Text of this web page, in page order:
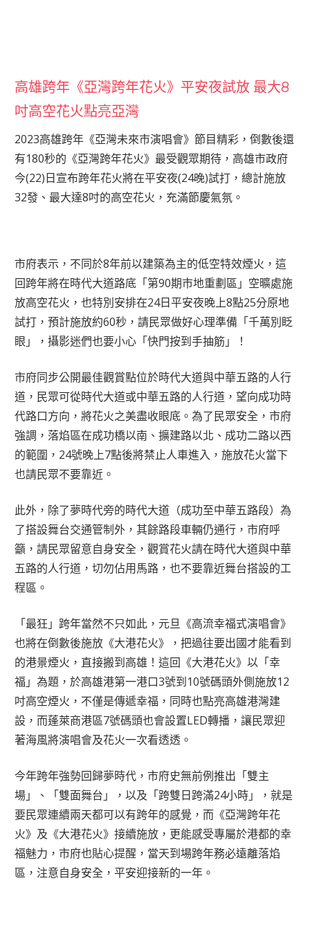
高雄跨年《亞灣跨年花火》平安夜試放 最大8
吋高空花火點亮亞灣
2023高雄跨年《亞灣未來市演唱會》節目精彩，倒數後還
有180秒的《亞灣跨年花火》最受觀眾期待，高雄市政府
今(22)日宣布跨年花火將在平安夜(24晚)試打，總計施放
32發、最大達8吋的高空花火，充滿節慶氣氛。
市府表示，不同於8年前以建築為主的低空特效煙火，這
回跨年將在時代大道路底「第90期市地重劃區」空曠處施
放高空花火，也特別安排在24日平安夜晚上8點25分原地
試打，預計施放約60秒，請民眾做好心理準備「千萬別眨
眼」，攝影迷們也要小心「快門按到手抽筋」！
市府同步公開最佳觀賞點位於時代大道與中華五路的人行
道，民眾可從時代大道或中華五路的人行道，望向成功時
代路口方向，將花火之美盡收眼底。為了民眾安全，市府
強調，落焰區在成功橋以南、擴建路以北、成功二路以西
的範圍，24號晚上7點後將禁止人車進入，施放花火當下
也請民眾不要靠近。
此外，除了夢時代旁的時代大道（成功至中華五路段）為
了搭設舞台交通管制外，其餘路段車輛仍通行，市府呼
籲，請民眾留意自身安全，觀賞花火請在時代大道與中華
五路的人行道，切勿佔用馬路，也不要靠近舞台搭設的工
程區。
「最狂」跨年當然不只如此，元旦《高流幸福式演唱會》
也將在倒數後施放《大港花火》，把過往要出國才能看到
的港景煙火，直接搬到高雄！這回《大港花火》以「幸
福」為題，於高雄港第一港口3號到10號碼頭外側施放12
吋高空煙火，不僅是傳遞幸福，同時也點亮高雄港灣建
設，而蓬萊商港區7號碼頭也會設置LED轉播，讓民眾迎
著海風將演唱會及花火一次看透透。
今年跨年強勢回歸夢時代，市府史無前例推出「雙主
場」、「雙面舞台」，以及「跨雙日跨滿24小時」，就是
要民眾連續兩天都可以有跨年的感覺，而《亞灣跨年花
火》及《大港花火》接續施放，更能感受專屬於港都的幸
福魅力，市府也貼心提醒，當天到場跨年務必遠離落焰
區，注意自身安全，平安迎接新的一年。